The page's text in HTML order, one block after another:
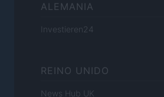
ALEMANIA
Investieren24
REINO UNIDO
News Hub UK